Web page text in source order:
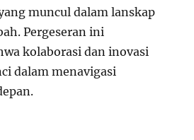
muncul dalam lanskap
Pergeseran ini
kolaborasi dan inovasi
dalam menavigasi